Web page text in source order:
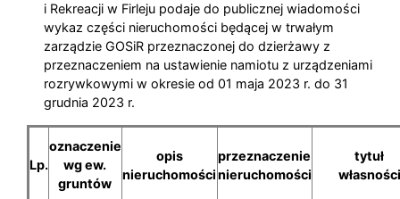
i Rekreacji w Firleju podaje do publicznej wiadomości
wykaz części nieruchomości będącej w trwałym
zarządzie GOSiR przeznaczonej do dzierżawy z
przeznaczeniem na ustawienie namiotu z urządzeniami
rozrywkowymi w okresie od 01 maja 2023 r. do 31
grudnia 2023 r.
Lp.
oznaczenie
wg ew.
gruntów
opis
nieruchomości
przeznaczenie
nieruchomości
tytuł
własności